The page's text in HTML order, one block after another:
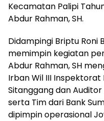
Kecamatan Palipi
Abdur Rahman, SH.
Didampingi Briptu Roni
memimpin kegiatan
Abdur Rahman, SH
Irban Wil III
Sitanggang dan
serta Tim dari Bank
dipimpin operasional